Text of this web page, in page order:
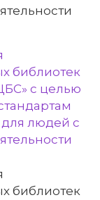
библиотек
с целью
людей с
библиотек